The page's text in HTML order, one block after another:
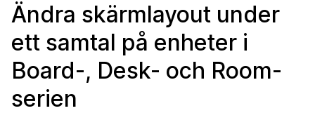
Ändra skärmlayout under
ett samtal på enheter i
Board-, Desk- och Room-
serien